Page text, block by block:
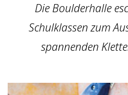
Die Boulderhalle
Schulklassen zum
spannenden